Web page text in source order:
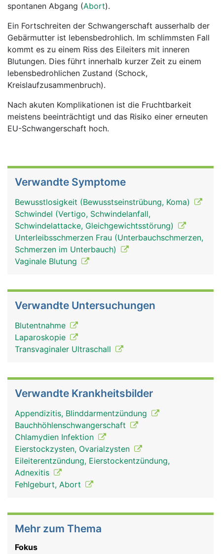
spontanen Abgang (Abort).
Ein Fortschreiten der Schwangerschaft ausserhalb der
Gebärmutter ist lebensbedrohlich. Im schlimmsten Fall
kommt es zu einem Riss des Eileiters mit inneren
Blutungen. Dies führt innerhalb kurzer Zeit zu einem
lebensbedrohlichen Zustand (Schock,
Kreislaufzusammenbruch).
Nach akuten Komplikationen ist die Fruchtbarkeit
meistens beeinträchtigt und das Risiko einer erneuten
EU-Schwangerschaft hoch.
Verwandte Symptome
Bewusstlosigkeit (Bewusstseinstrübung, Koma)
Schwindel (Vertigo, Schwindelanfall,
Schwindelattacke, Gleichgewichtsstörung)
Unterleibsschmerzen Frau (Unterbauchschmerzen,
Schmerzen im Unterbauch)
Vaginale Blutung
Verwandte Untersuchungen
Blutentnahme
Laparoskopie
Transvaginaler Ultraschall
Verwandte Krankheitsbilder
Appendizitis, Blinddarmentzündung
Bauchhöhlenschwangerschaft
Chlamydien Infektion
Eierstockzysten, Ovarialzysten
Eileiterentzündung, Eierstockentzündung,
Adnexitis
Fehlgeburt, Abort
Mehr zum Thema
Fokus